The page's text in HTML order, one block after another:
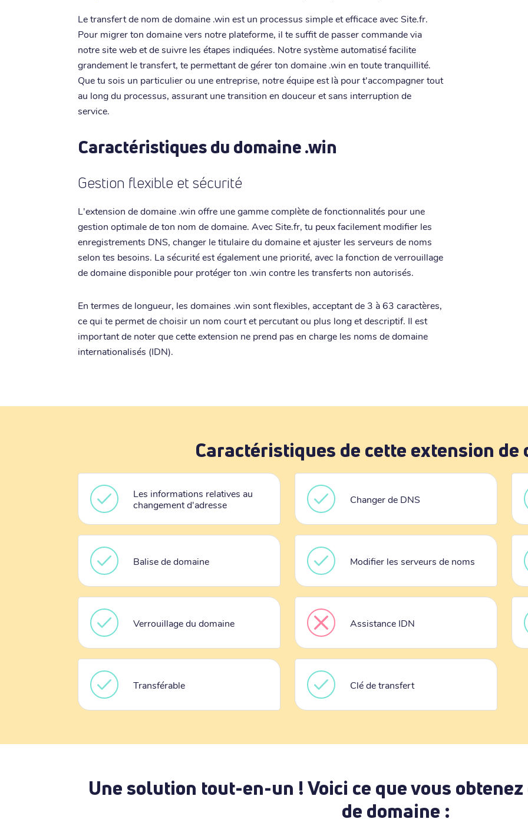
Le transfert de nom de domaine .win est un processus simple et efficace avec Site.fr.
Pour migrer ton domaine vers notre plateforme, il te suffit de passer commande via
notre site web et de suivre les étapes indiquées. Notre système automatisé facilite
grandement le transfert, te permettant de gérer ton domaine .win en toute tranquillité.
Que tu sois un particulier ou une entreprise, notre équipe est là pour t'accompagner tout
au long du processus, assurant une transition en douceur et sans interruption de
service.
Caractéristiques du domaine .win
Gestion flexible et sécurité
L'extension de domaine .win offre une gamme complète de fonctionnalités pour une
gestion optimale de ton nom de domaine. Avec Site.fr, tu peux facilement modifier les
enregistrements DNS, changer le titulaire du domaine et ajuster les serveurs de noms
selon tes besoins. La sécurité est également une priorité, avec la fonction de verrouillage
de domaine disponible pour protéger ton .win contre les transferts non autorisés.
En termes de longueur, les domaines .win sont flexibles, acceptant de 3 à 63 caractères,
ce qui te permet de choisir un nom court et percutant ou plus long et descriptif. Il est
important de noter que cette extension ne prend pas en charge les noms de domaine
internationalisés (IDN).
Caractéristiques de cette extension de
Les informations relatives au
changement d'adresse
Changer de DNS
Balise de domaine Modifier les serveurs de noms
Verrouillage du domaine Assistance IDN
Transférable Clé de transfert
Une solution tout-en-un ! Voici ce que vous
de domaine :